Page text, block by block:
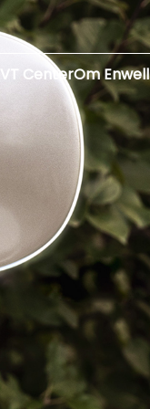
IVT CenterOm Enwell